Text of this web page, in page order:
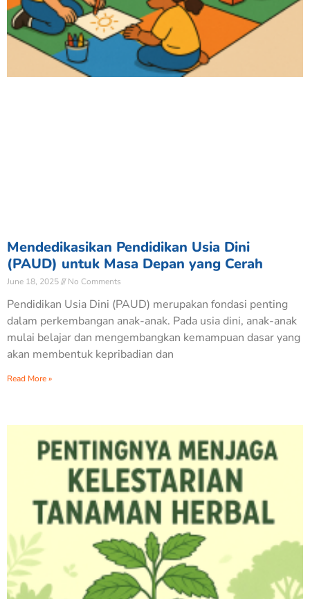
Mendedikasikan Pendidikan Usia Dini
(PAUD) untuk Masa Depan yang Cerah
June 18, 2025 No Comments
Pendidikan Usia Dini (PAUD) merupakan fondasi penting
dalam perkembangan anak-anak. Pada usia dini, anak-anak
mulai belajar dan mengembangkan kemampuan dasar yang
akan membentuk kepribadian dan
Read More »